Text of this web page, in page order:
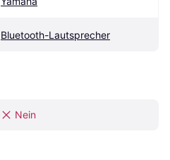
Bluetooth-Lautsprecher
Nein